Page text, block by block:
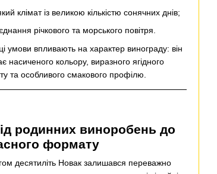
клімат із великою кількістю сонячних днів;
річкового та морського повітря.
умови впливають на характер винограду: він
насиченого кольору, виразного ягідного
та особливого смакового профілю.
родинних виноробень до
формату
десятиліть Новак залишався переважно